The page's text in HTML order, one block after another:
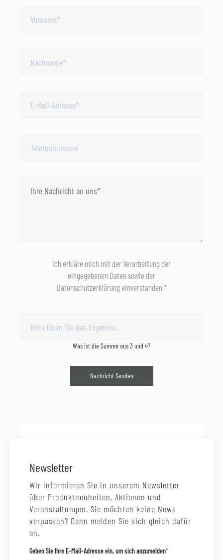
Ich erkläre mich mit der Verarbeitung der
eingegebenen Daten sowie der
Datenschutzerklärung einverstanden.*
Was ist die Summe aus 3 und 4?
Nachricht Senden
Newsletter
Wir informieren Sie in unserem Newsletter
über Produktneuheiten, Aktionen und
Veranstaltungen. Sie möchten keine News
verpassen? Dann melden Sie sich gleich dafür
an.
Geben Sie Ihre E-Mail-Adresse ein, um sich anzumelden